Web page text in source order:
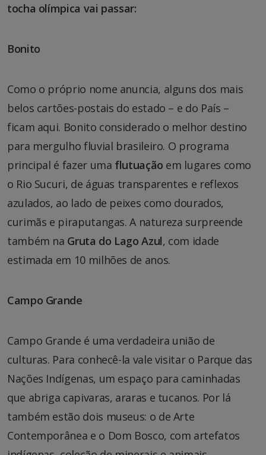
tocha olímpica vai passar:
Bonito
Como o próprio nome anuncia, alguns dos mais
belos cartões-postais do estado – e do País –
ficam aqui. Bonito considerado o melhor destino
para mergulho fluvial brasileiro. O programa
principal é fazer uma flutuação em lugares como
o Rio Sucuri, de águas transparentes e reflexos
azulados, ao lado de peixes como dourados,
curimãs e piraputangas. A natureza surpreende
também na Gruta do Lago Azul, com idade
estimada em 10 milhões de anos.
Campo Grande
Campo Grande é uma verdadeira união de
culturas. Para conhecê-la vale visitar o Parque das
Nações Indígenas, um espaço para caminhadas
que abriga capivaras, araras e tucanos. Por lá
também estão dois museus: o de Arte
Contemporânea e o Dom Bosco, com artefatos